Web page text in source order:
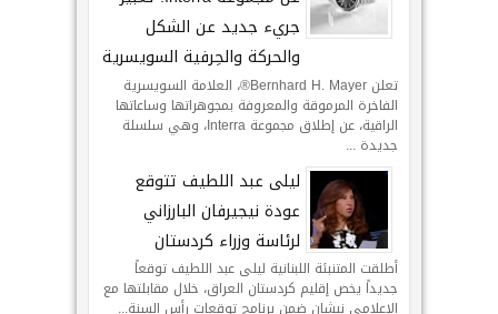
جريء جديد عن الشكل
والحركة والحِرفية السويسرية
تعلن Bernhard H. Mayer®، العلامة السويسرية
الفاخرة المرموقة والمعروفة بمجوهراتها وساعاتها
الراقية، عن إطلاق مجموعة Interra، وهي سلسلة
جديدة ...
ليلى عبد اللطيف تتوقع
عودة نيجيرفان البارزاني
لرئاسة وزراء كردستان
أطلقت المتنبئة اللبنانية ليلى عبد اللطيف توقعاً
جديداً يخص إقليم كردستان العراق، خلال مقابلتها مع
الإعلامي نيشان ضمن برنامج توقعات رأس السنة...